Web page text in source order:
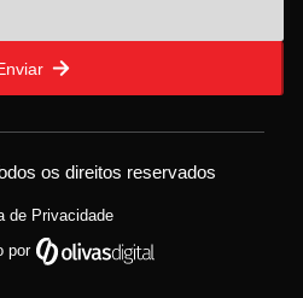
os direitos reservados
de Privacidade
por